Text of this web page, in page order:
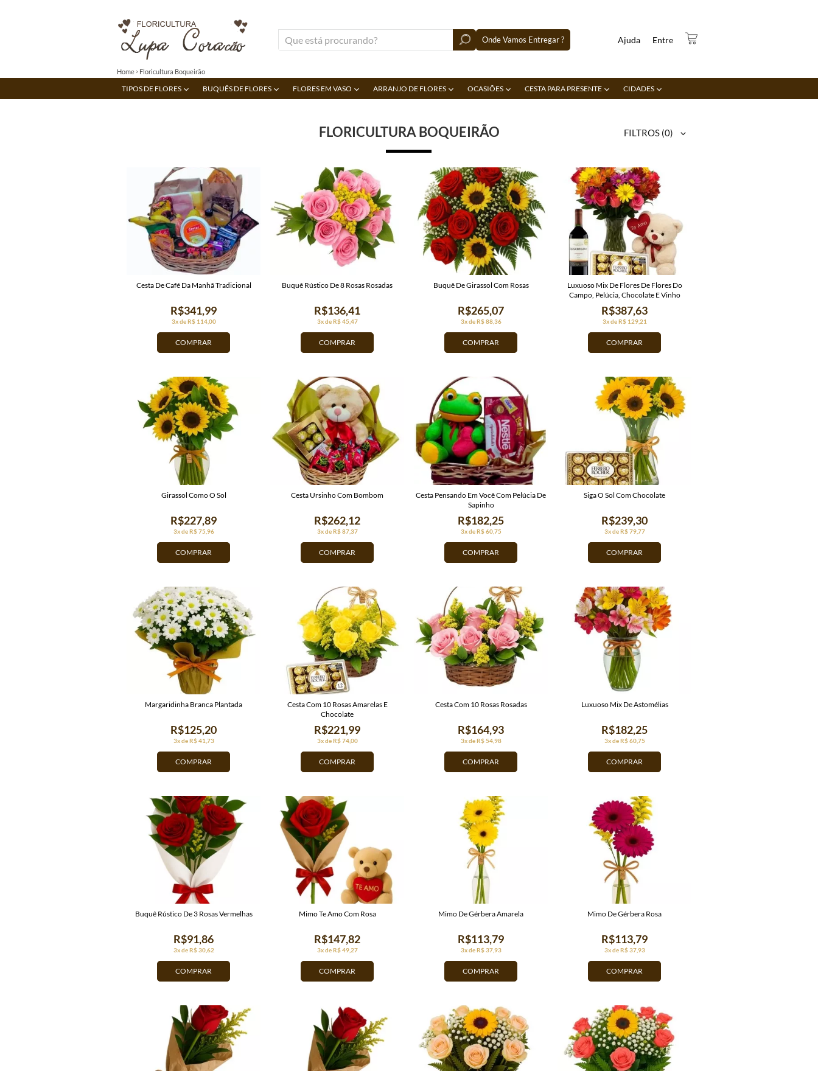
Onde Vamos Entregar ? Entre
Ajuda
TIPOS DE FLORES BUQUÊS DE FLORES FLORES EM VASO ARRANJO DE FLORES OCASIÕES CESTA PARA PRESENTE CIDADES
Home Floricultura Boqueirão
FLORICULTURA BOQUEIRÃO FILTROS (0)
COMPRAR
3x de R$ 114,00
R$341,99
Cesta De Café Da Manhã Tradicional
COMPRAR
3x de R$ 45,47
R$136,41
Buquê Rústico De 8 Rosas Rosadas
COMPRAR
3x de R$ 88,36
R$265,07
Buquê De Girassol Com Rosas
COMPRAR
3x de R$ 129,21
R$387,63
Luxuoso Mix De Flores De Flores Do
Campo, Pelúcia, Chocolate E Vinho
COMPRAR
3x de R$ 75,96
R$227,89
Girassol Como O Sol
COMPRAR
3x de R$ 87,37
R$262,12
Cesta Ursinho Com Bombom
COMPRAR
3x de R$ 60,75
R$182,25
Cesta Pensando Em Você Com Pelúcia De
Sapinho
COMPRAR
3x de R$ 79,77
R$239,30
Siga O Sol Com Chocolate
COMPRAR
3x de R$ 41,73
R$125,20
Margaridinha Branca Plantada
COMPRAR
3x de R$ 74,00
R$221,99
Cesta Com 10 Rosas Amarelas E
Chocolate
COMPRAR
3x de R$ 54,98
R$164,93
Cesta Com 10 Rosas Rosadas
COMPRAR
3x de R$ 60,75
R$182,25
Luxuoso Mix De Astomélias
COMPRAR
3x de R$ 30,62
R$91,86
Buquê Rústico De 3 Rosas Vermelhas
COMPRAR
3x de R$ 49,27
R$147,82
Mimo Te Amo Com Rosa
COMPRAR
3x de R$ 37,93
R$113,79
Mimo De Gérbera Amarela
COMPRAR
3x de R$ 37,93
R$113,79
Mimo De Gérbera Rosa